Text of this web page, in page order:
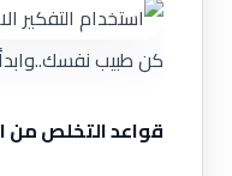
كن طبيب
قواعدالتخلص من